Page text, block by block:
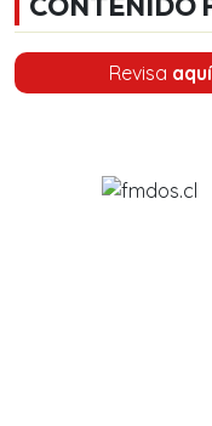
Revisa